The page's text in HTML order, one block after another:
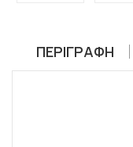
ΠΕΡΙΓΡΑΦΉ